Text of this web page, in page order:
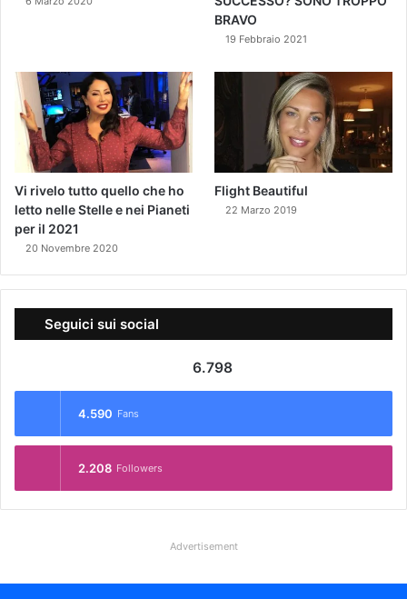
BRAVO
19 Febbraio 2021
Vi rivelo tutto quello che ho
letto nelle Stelle e nei Pianeti
per il 2021
20 Novembre 2020
Flight Beautiful
22 Marzo 2019
Seguici sui social
6.798
4.590 Fans
2.208 Followers
Advertisement